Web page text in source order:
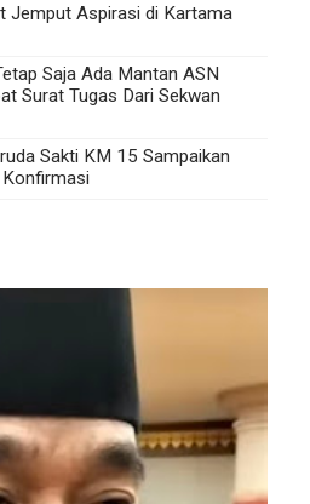
Jemput Aspirasi di Kartama
Saja Ada Mantan ASN
Surat Tugas Dari Sekwan
Sakti KM 15 Sampaikan